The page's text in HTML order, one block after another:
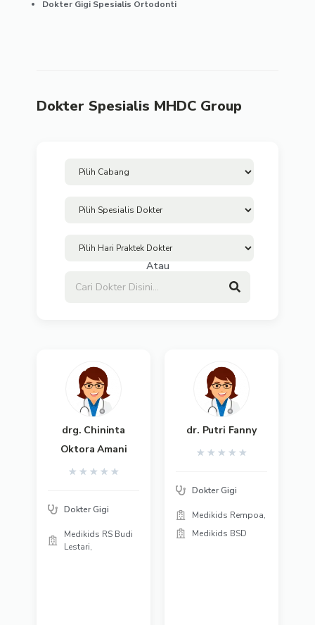
Dokter Gigi Spesialis Ortodonti
Dokter Spesialis MHDC Group
Atau
drg. Chininta
Oktora Amani
★ ★ ★ ★ ★
Dokter Gigi
Medikids RS Budi
Lestari,
dr. Putri Fanny
★ ★ ★ ★ ★
Dokter Gigi
Medikids Rempoa,
Medikids BSD